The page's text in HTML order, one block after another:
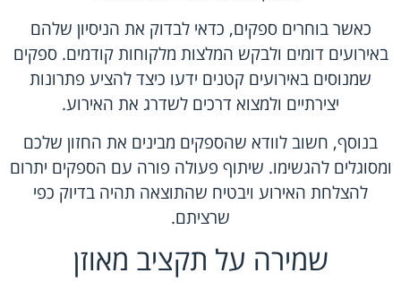
כאשר בוחרים ספקים, כדאי לבדוק את הניסיון שלהם
באירועים דומים ולבקש המלצות מלקוחות קודמים. ספקים
שמנוסים באירועים קטנים ידעו כיצד להציע פתרונות
יצירתיים ולמצוא דרכים לשדרג את האירוע.
בנוסף, חשוב לוודא שהספקים מבינים את החזון שלכם
ומסוגלים להגשימו. שיתוף פעולה פורה עם הספקים יתרום
להצלחת האירוע ויבטיח שהתוצאה תהיה בדיוק כפי
שרציתם.
שמירה על תקציב מאוזן